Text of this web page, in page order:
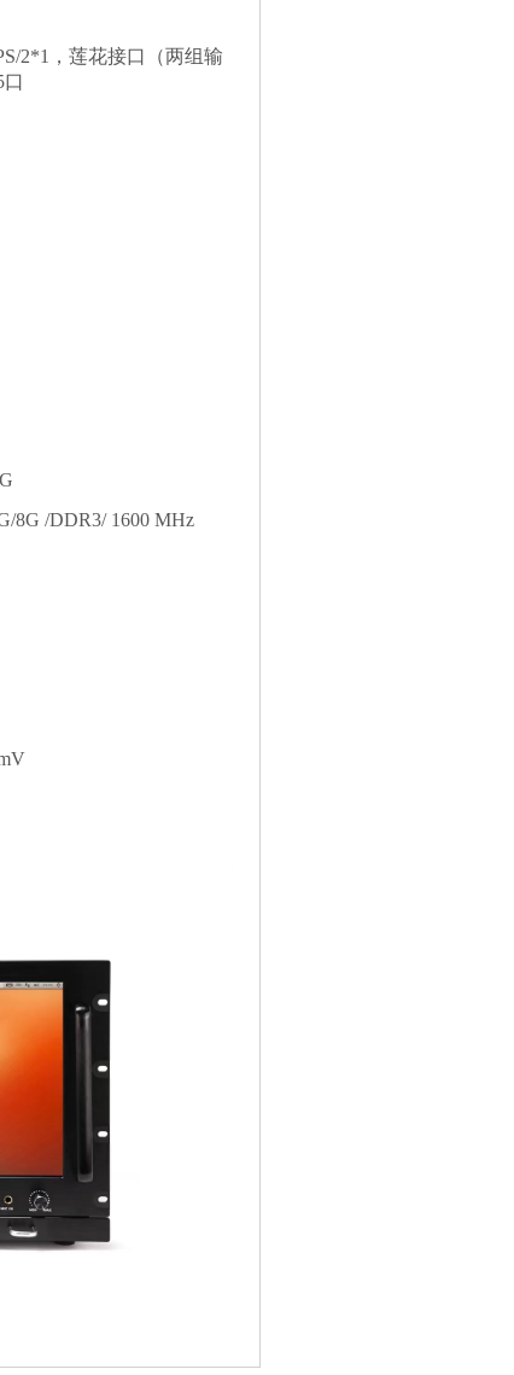
2*1，莲花接口（两组输
8G /DDR3/ 1600 MHz